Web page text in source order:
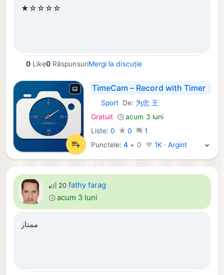
★☆☆☆☆
0Like0 RăspunsuriMergi la discuție
TimeCam – Record with Timer
iOS Aplicații:
SportDe: 为忠 王
Gratuit
acum 3 luni
Liste: 0 0
1
Punctele:4 + 0 1K · Argint
20 fathy farag
acum 3 luni
ممتاز